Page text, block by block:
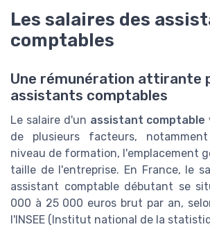
Les salaires des
comptables
Une rémunération attirante
assistants comptables
Le salaire d'un assistant comptable
de plusieurs facteurs,
niveau de formation, l'emplacement
taille de l'entreprise. En France, le
assistant comptable débutant se
000 à 25 000 euros brut par an,
l'INSEE (Institut national de la